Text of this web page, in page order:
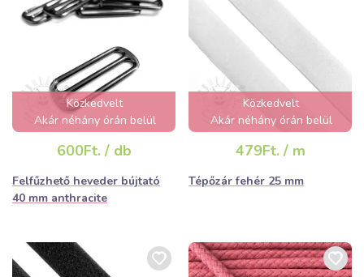
Közkedvelt
Akár néhány órán belül
600Ft. / db
Felfűzhető heveder bújtató
40 mm anthracite
Közkedvelt
Akár néhány órán belül
479Ft. / m
Tépőzár fehér 25 mm